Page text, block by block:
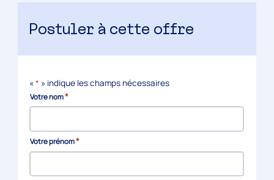
Postuler à cette offre
«* » indique les champs nécessaires
Votre nom*
Votre prénom*